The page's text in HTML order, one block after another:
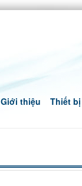
Giới thiệu Thiết bị